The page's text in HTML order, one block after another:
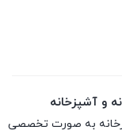
و آشپزخانه
به صورت تخصصی